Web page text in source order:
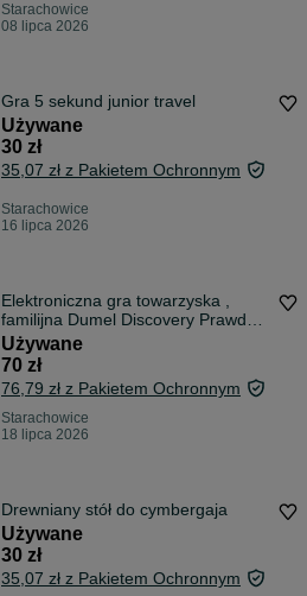
Starachowice
08 lipca 2026
Gra 5 sekund junior travel
Używane
30 zł
35,07 zł z Pakietem Ochronnym
Starachowice
16 lipca 2026
Elektroniczna gra towarzyska ,
familijna Dumel Discovery Prawda
czy Fałsz + gratis !!!
Używane
70 zł
76,79 zł z Pakietem Ochronnym
Starachowice
18 lipca 2026
Drewniany stół do cymbergaja
Używane
30 zł
35,07 zł z Pakietem Ochronnym